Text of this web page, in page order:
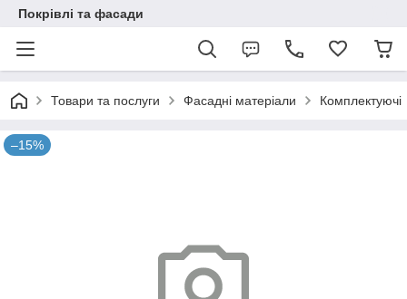
Покрівлі та фасади
Товари та послуги Фасадні матеріали Комплектуючі
–15%